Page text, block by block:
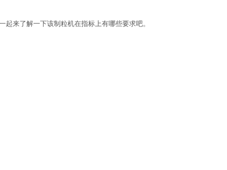
来了解一下该制粒机在指标上有哪些要求吧。